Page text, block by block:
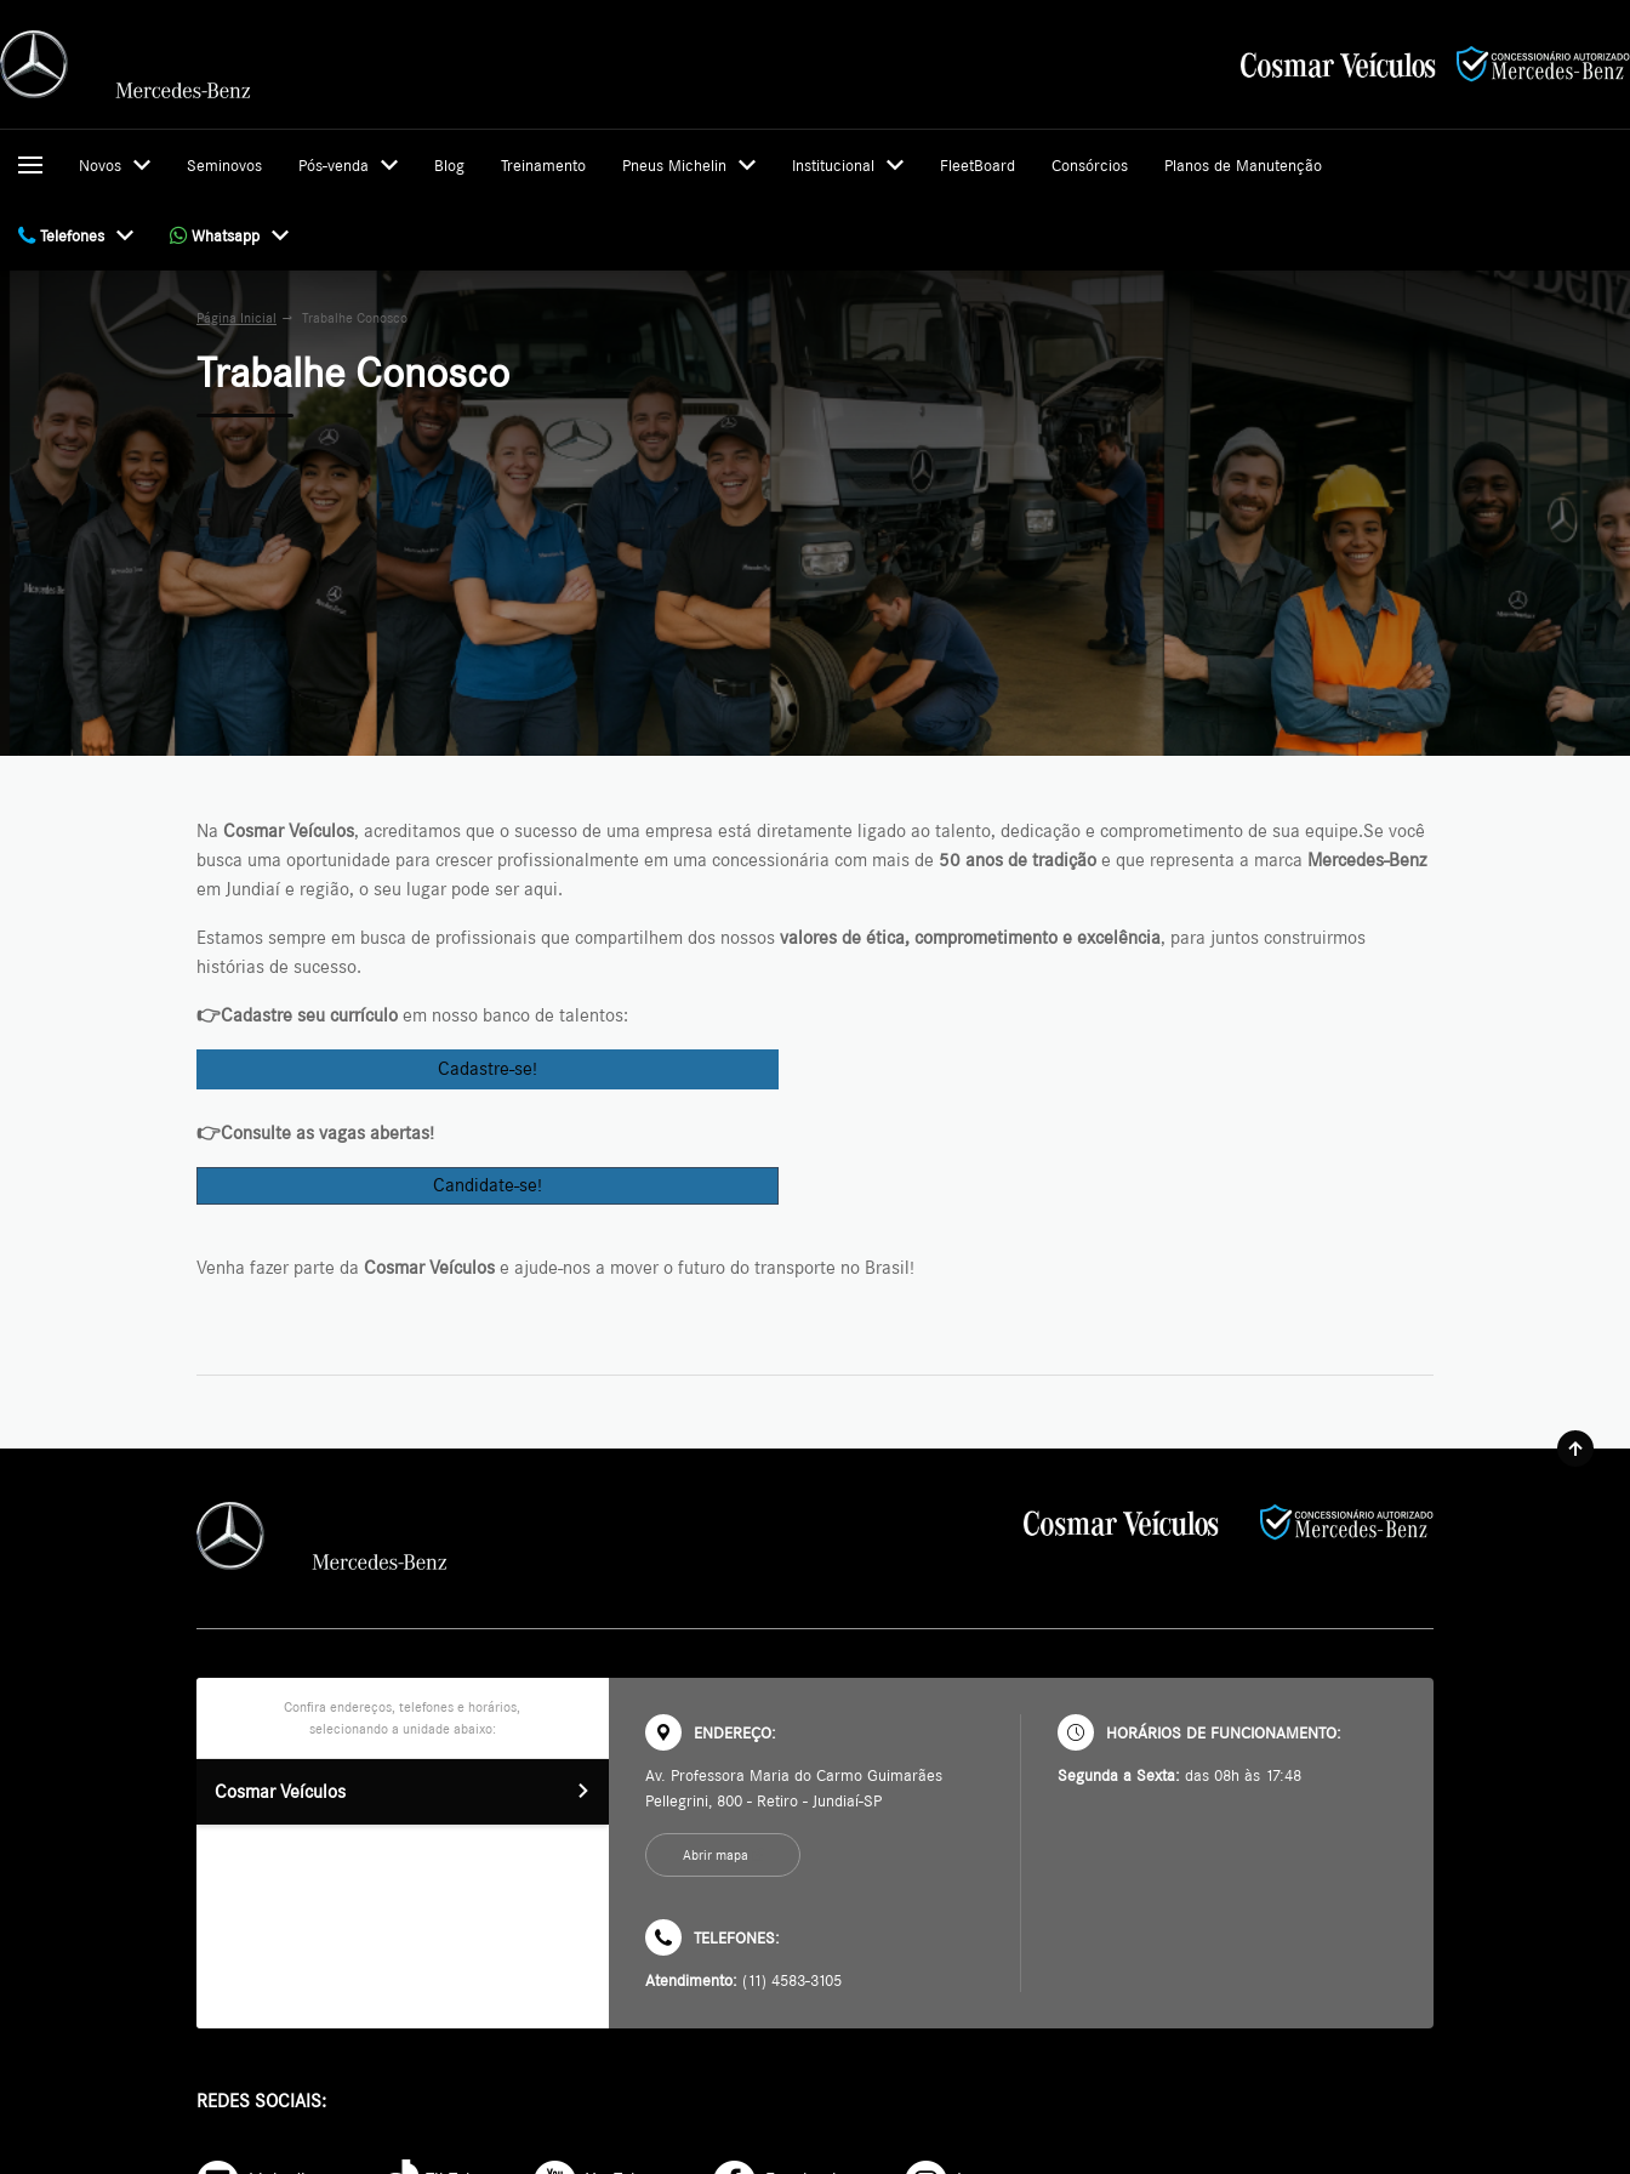
Novos Seminovos Pós-venda Blog Treinamento Pneus Michelin Institucional FleetBoard Consórcios Planos de Manutenção
Telefones Whatsapp
Página Inicial Trabalhe Conosco
Trabalhe Conosco
Na Cosmar Veículos, acreditamos que o sucesso de uma empresa está diretamente ligado ao talento, dedicação e comprometimento de sua equipe.Se você
busca uma oportunidade para crescer profissionalmente em uma concessionária com mais de 50 anos de tradição e que representa a marca Mercedes-Benz
em Jundiaí e região, o seu lugar pode ser aqui.
Estamos sempre em busca de profissionais que compartilhem dos nossos valores de ética, comprometimento e excelência, para juntos construirmos
histórias de sucesso.
👉Cadastre seu currículo em nosso banco de talentos:
Cadastre-se!
👉Consulte as vagas abertas!
Candidate-se!
Venha fazer parte da Cosmar Veículos e ajude-nos a mover o futuro do transporte no Brasil!
Confira endereços, telefones e horários,
selecionando a unidade abaixo:
Cosmar Veículos
ENDEREÇO:
Av. Professora Maria do Carmo Guimarães
Pellegrini, 800 - Retiro - Jundiaí-SP
Abrir mapa
TELEFONES:
Atendimento: (11) 4583-3105
HORÁRIOS DE FUNCIONAMENTO:
Segunda a Sexta: das 08h às 17:48
REDES SOCIAIS: